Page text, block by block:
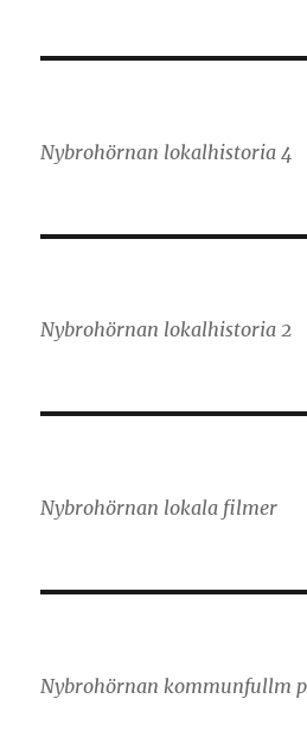
Nybrohörnan lokalhistoria 4
Nybrohörnan lokalhistoria 2
Nybrohörnan lokala filmer
Nybrohörnan kommunfullm